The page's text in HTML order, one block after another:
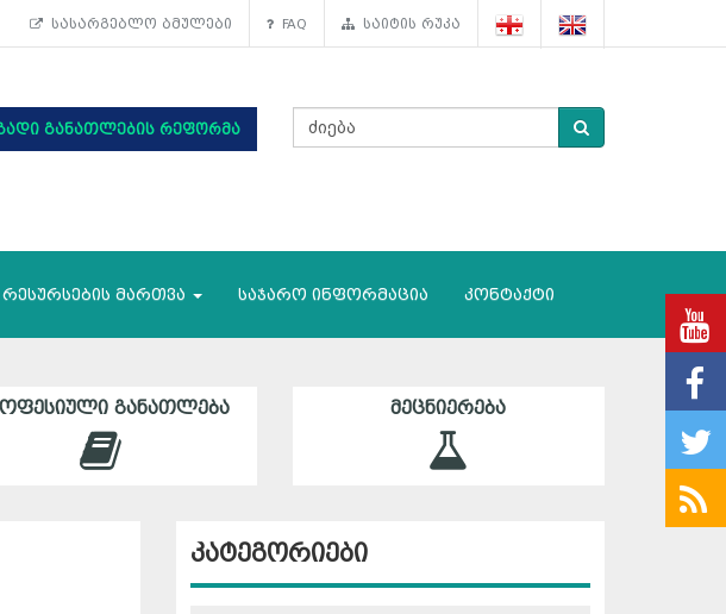
სასარგებლო ბმულები FAQ საიტის რუკა
განათლების რეფორმა
მართვა საჯარო ინფორმაცია კონტაქტი
ᲒᲐᲜᲐᲗᲚᲔᲑᲐ ᲛᲔᲪᲜᲘᲔᲠᲔᲑᲐ
კატეგორიები